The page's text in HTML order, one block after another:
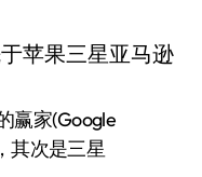
赢家(Google
其次是三星